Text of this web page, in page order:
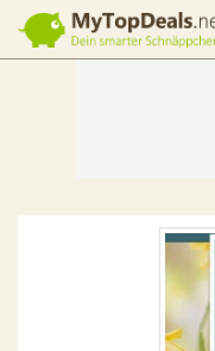
Dein smarter Schnäppchenberater